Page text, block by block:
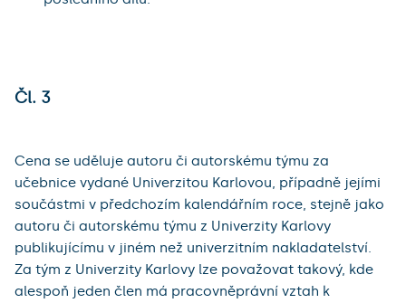
Čl. 3
Cena se uděluje autoru či autorskému týmu za
učebnice vydané Univerzitou Karlovou, případně jejími
součástmi v předchozím kalendářním roce, stejně jako
autoru či autorskému týmu z Univerzity Karlovy
publikujícímu v jiném než univerzitním nakladatelství.
Za tým z Univerzity Karlovy lze považovat takový, kde
alespoň jeden člen má pracovněprávní vztah k